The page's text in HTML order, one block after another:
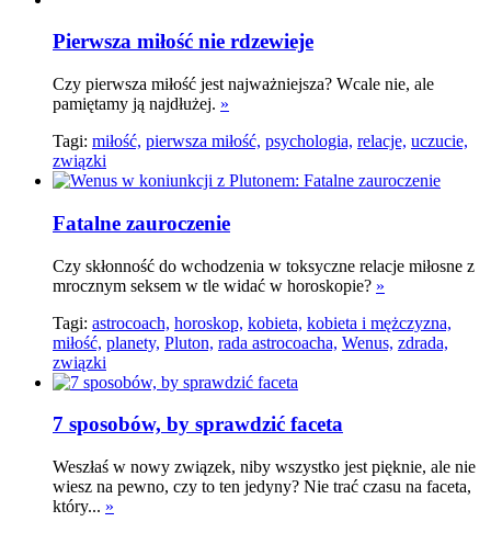
Pierwsza miłość nie rdzewieje
Czy pierwsza miłość jest najważniejsza? Wcale nie, ale
pamiętamy ją najdłużej. »
Tagi: miłość, pierwsza miłość, psychologia, relacje, uczucie,
związki
Fatalne zauroczenie
Czy skłonność do wchodzenia w toksyczne relacje miłosne z
mrocznym seksem w tle widać w horoskopie? »
Tagi: astrocoach, horoskop, kobieta, kobieta i mężczyzna,
miłość, planety, Pluton, rada astrocoacha, Wenus, zdrada,
związki
7 sposobów, by sprawdzić faceta
Weszłaś w nowy związek, niby wszystko jest pięknie, ale nie
wiesz na pewno, czy to ten jedyny? Nie trać czasu na faceta,
który... »